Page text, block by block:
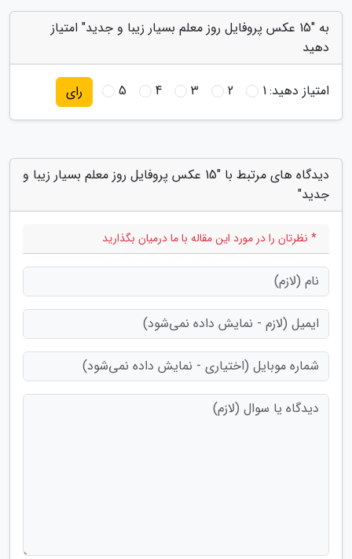
به "15 عکس پروفایل روز معلم بسیار زیبا و جدید" امتیاز
دهید
امتیاز دهید:1
2
3
4
5 رای
دیدگاه های مرتبط با "15 عکس پروفایل روز معلم بسیار زیبا و
جدید"
* نظرتان را در مورد این مقاله با ما درمیان بگذارید